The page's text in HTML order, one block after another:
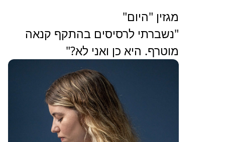
מגזין "היום"
"נשברתי לרסיסים בהתקף קנאה
מוטרף. היא כן ואני לא?"